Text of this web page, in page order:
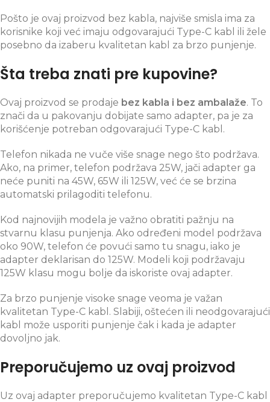
Pošto je ovaj proizvod bez kabla, najviše smisla ima za
korisnike koji već imaju odgovarajući Type-C kabl ili žele
posebno da izaberu kvalitetan kabl za brzo punjenje.
Šta treba znati pre kupovine?
Ovaj proizvod se prodaje bez kabla i bez ambalaže. To
znači da u pakovanju dobijate samo adapter, pa je za
korišćenje potreban odgovarajući Type-C kabl.
Telefon nikada ne vuče više snage nego što podržava.
Ako, na primer, telefon podržava 25W, jači adapter ga
neće puniti na 45W, 65W ili 125W, već će se brzina
automatski prilagoditi telefonu.
Kod najnovijih modela je važno obratiti pažnju na
stvarnu klasu punjenja. Ako određeni model podržava
oko 90W, telefon će povući samo tu snagu, iako je
adapter deklarisan do 125W. Modeli koji podržavaju
125W klasu mogu bolje da iskoriste ovaj adapter.
Za brzo punjenje visoke snage veoma je važan
kvalitetan Type-C kabl. Slabiji, oštećen ili neodgovarajući
kabl može usporiti punjenje čak i kada je adapter
dovoljno jak.
Preporučujemo uz ovaj proizvod
Uz ovaj adapter preporučujemo kvalitetan Type-C kabl